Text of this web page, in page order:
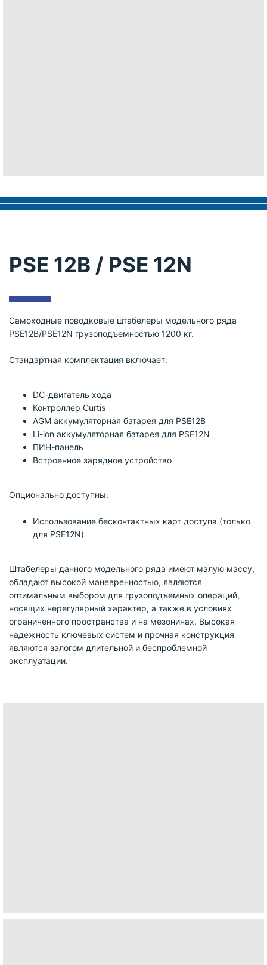
PSE 12B / PSE 12N
Самоходные поводковые штабелеры модельного ряда
PSE12B/PSE12N грузоподъемностью 1200 кг.
Стандартная комплектация включает:
DС-двигатель хода
Контроллер Curtis
AGM аккумуляторная батарея для PSE12B
Li-ion аккумуляторная батарея для PSE12N
ПИН-панель
Встроенное зарядное устройство
Опционально доступны:
Использование бесконтактных карт доступа (только
для PSE12N)
Штабелеры данного модельного ряда имеют малую массу,
обладают высокой маневренностью, являются
оптимальным выбором для грузоподъемных операций,
носящих нерегулярный характер, а также в условиях
ограниченного пространства и на мезонинах. Высокая
надежность ключевых систем и прочная конструкция
являются залогом длительной и беспроблемной
эксплуатации.